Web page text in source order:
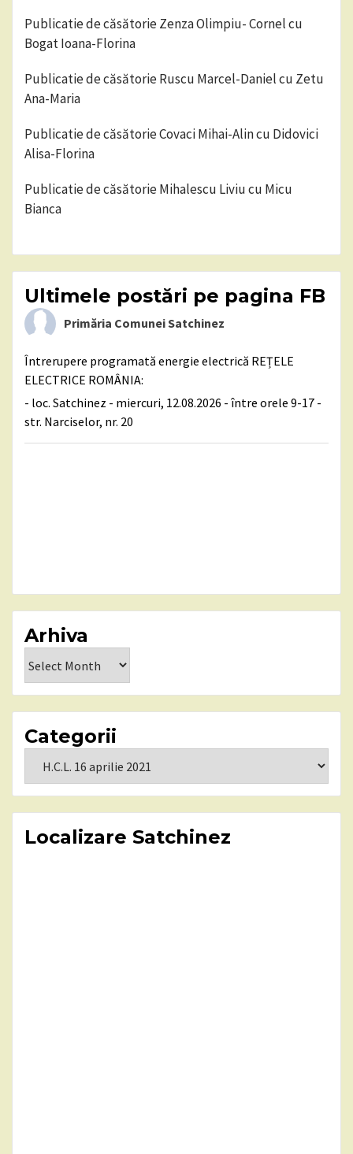
Publicatie de căsătorie Zenza Olimpiu- Cornel cu
Bogat Ioana-Florina
Publicatie de căsătorie Ruscu Marcel-Daniel cu Zetu
Ana-Maria
Publicatie de căsătorie Covaci Mihai-Alin cu Didovici
Alisa-Florina
Publicatie de căsătorie Mihalescu Liviu cu Micu
Bianca
Ultimele postări pe pagina FB
Primăria Comunei Satchinez
Întrerupere programată energie electrică REȚELE
ELECTRICE ROMÂNIA:
- loc. Satchinez - miercuri, 12.08.2026 - între orele 9-17 -
str. Narciselor, nr. 20
Arhiva
Categorii
Localizare Satchinez